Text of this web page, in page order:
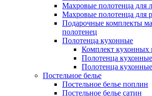
Махровые полотенца для
Махровые полотенца для
Подарочные комплекты
полотенец
Полотенца кухонные
Комплект кухонных
Полотенца
Полотенца
Постельное белье
Постельное белье поплин
Постельное белье сатин